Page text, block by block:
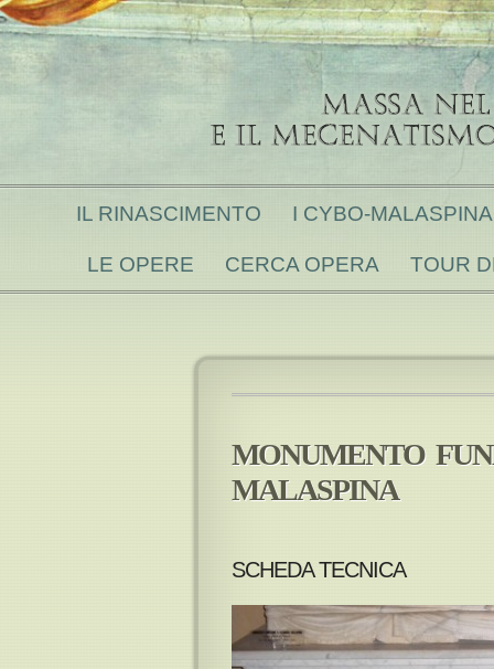
IL RINASCIMENTO I CYBO-
LE OPERE CERCA OPERA TOUR
MONUMENTO
MALASPINA
SCHEDA TECNICA